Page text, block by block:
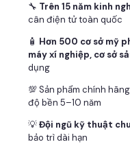
🔧 Trên 15 năm kinh
cân điện tử toàn quốc
🧴 Hơn 500 cơ sở mỹ
máy xí nghiệp, cơ sở
dụng
💯 Sản phẩm chính
độ bền 5–10 năm
💡Đội ngũ kỹ thuật
bảo trì dài hạn